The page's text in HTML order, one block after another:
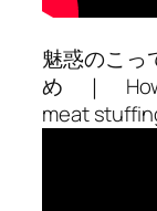
魅惑のこっ
め ｜ How
meat